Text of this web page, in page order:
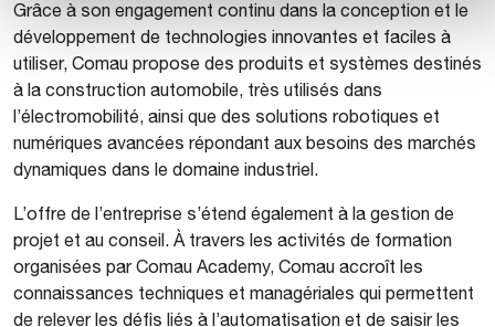
Grâce à son engagement continu dans la conception et le
développement de technologies innovantes et faciles à
utiliser, Comau propose des produits et systèmes destinés
à la construction automobile, très utilisés dans
l’électromobilité, ainsi que des solutions robotiques et
numériques avancées répondant aux besoins des marchés
dynamiques dans le domaine industriel.
L’offre de l’entreprise s’étend également à la gestion de
projet et au conseil. À travers les activités de formation
organisées par Comau Academy, Comau accroît les
connaissances techniques et managériales qui permettent
de relever les défis liés à l’automatisation et de saisir les